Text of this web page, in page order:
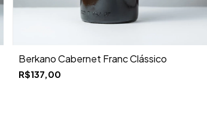
Berkano Cabernet Franc Clássico
R$137,00